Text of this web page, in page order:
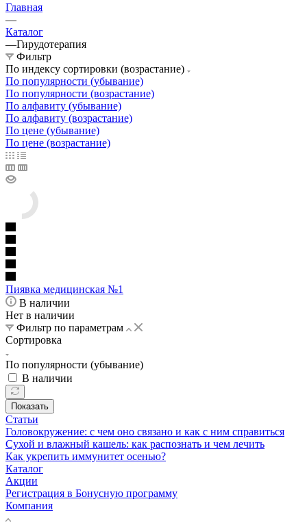
Главная
—
Каталог
—Гирудотерапия
Фильтр
По индексу сортировки (возрастание)
По популярности (убывание)
По популярности (возрастание)
По алфавиту (убывание)
По алфавиту (возрастание)
По цене (убывание)
По цене (возрастание)
Пиявка медицинская №1
В наличии
Нет в наличии
Фильтр по параметрам
Сортировка
По популярности (убывание)
В наличии
Показать
Статьи
Головокружение: с чем оно связано и как с ним справиться
Сухой и влажный кашель: как распознать и чем лечить
Как укрепить иммунитет осенью?
Каталог
Акции
Регистрация в Бонусную программу
Компания